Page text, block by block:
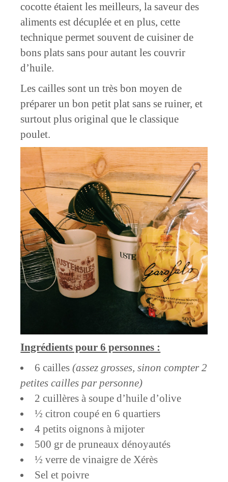
cocotte étaient les meilleurs, la saveur des
aliments est décuplée et en plus, cette
technique permet souvent de cuisiner de
bons plats sans pour autant les couvrir
d’huile.
Les cailles sont un très bon moyen de
préparer un bon petit plat sans se ruiner, et
surtout plus original que le classique
poulet.
Ingrédients pour 6 personnes :
6 cailles(assez grosses, sinon compter 2
petites cailles par personne)
2 cuillères à soupe d’huile d’olive
½ citron coupé en 6 quartiers
4 petits oignons à mijoter
500 gr de pruneaux dénoyautés
½ verre de vinaigre de Xérès
Sel et poivre